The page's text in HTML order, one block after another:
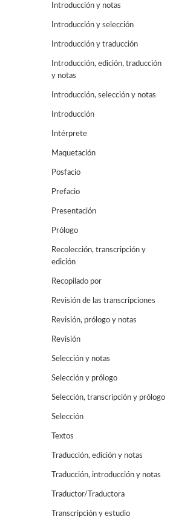
Introducción y notas
Introducción y selección
Introducción y traducción
Introducción, edición, traducción
y notas
Introducción, selección y notas
Introducción
Intérprete
Maquetación
Posfacio
Prefacio
Presentación
Prólogo
Recolección, transcripción y
edición
Recopilado por
Revisión de las transcripciones
Revisión, prólogo y notas
Revisión
Selección y notas
Selección y prólogo
Selección, transcripción y prólogo
Selección
Textos
Traducción, edición y notas
Traducción, introducción y notas
Traductor/Traductora
Transcripción y estudio